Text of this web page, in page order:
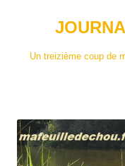
Un treizième coup de